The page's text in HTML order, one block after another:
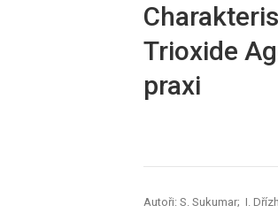
Trioxide
praxi
Autoři: S. Sukumar; I.